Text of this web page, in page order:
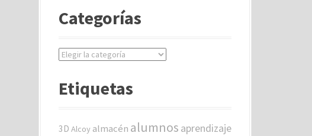
Categorías
C
e
r
Etiquetas
3D Alcoy almacén alumnos aprendizaje